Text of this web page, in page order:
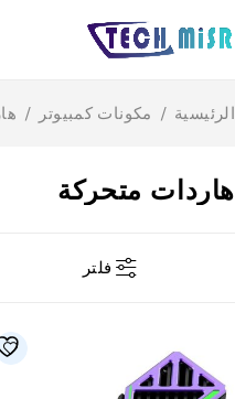
متحركة
/ مكونات كمبيوتر
فلتر